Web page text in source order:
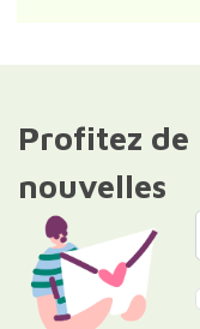
Profitez de
nouvelles